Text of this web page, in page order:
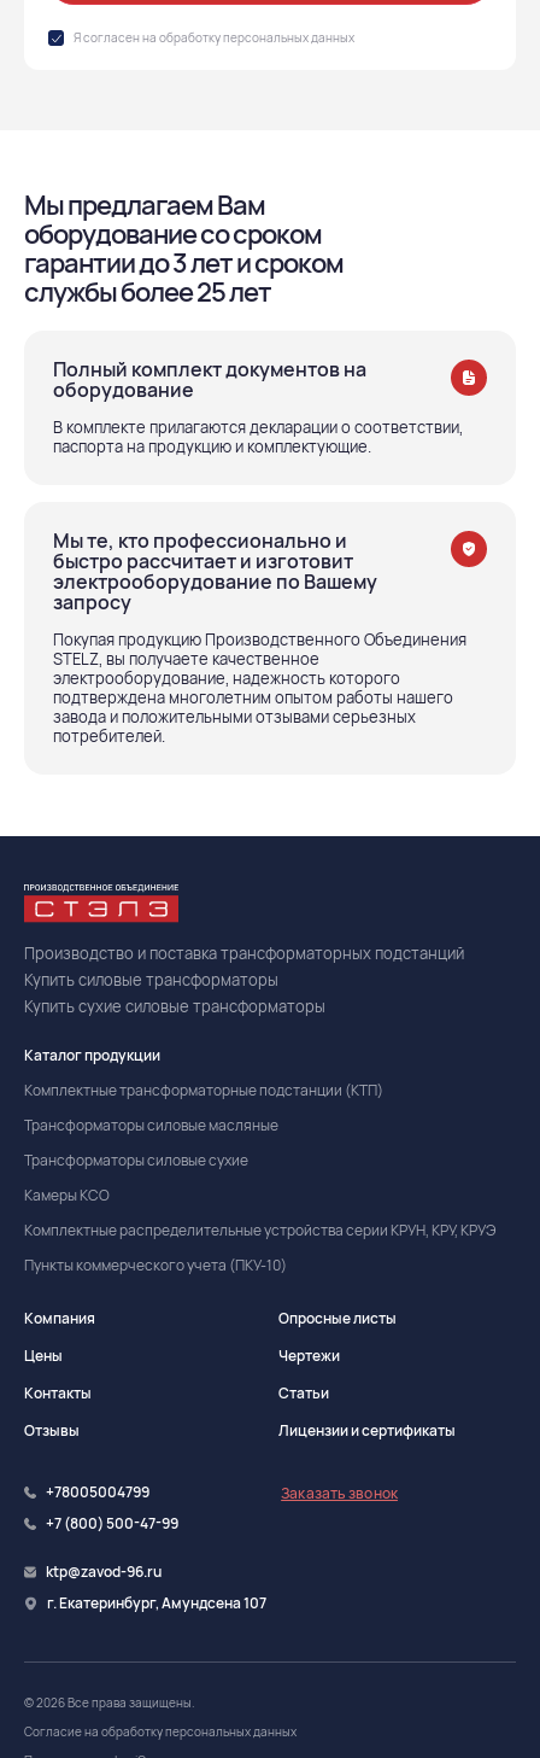
Я согласен на обработкуперсональных данных
Мы предлагаем Вам
оборудование со сроком
гарантии до 3 лет и сроком
службы более 25 лет
Полный комплект документов на
оборудование
В комплекте прилагаются декларации о соответствии,
паспорта на продукцию и комплектующие.
Мы те, кто профессионально и
быстро рассчитает и изготовит
электрооборудование по Вашему
запросу
Покупая продукцию Производственного Объединения
STELZ, вы получаете качественное
электрооборудование, надежность которого
подтверждена многолетним опытом работы нашего
завода и положительными отзывами серьезных
потребителей.
Производство и поставка трансформаторных подстанций
Купить силовые трансформаторы
Купить сухие силовые трансформаторы
Каталог продукции
Комплектные трансформаторные подстанции (КТП)
Трансформаторы силовые масляные
Трансформаторы силовые сухие
Камеры КСО
Комплектные распределительные устройства серии КРУН, КРУ, КРУЭ
Пункты коммерческого учета (ПКУ-10)
Компания
Цены
Контакты
Отзывы
Опросные листы
Чертежи
Статьи
Лицензии и сертификаты
+78005004799
+7 (800) 500-47-99
Заказать звонок
ktp@zavod-96.ru
г. Екатеринбург, Амундсена 107
© 2026 Все права защищены.
Согласие на обработку персональных данных